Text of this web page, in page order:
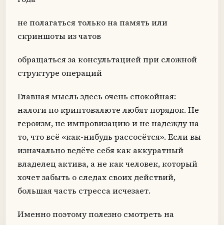
не полагаться только на память или
скриншоты из чатов
обращаться за консультацией при сложной
структуре операций
Главная мысль здесь очень спокойная:
налоги по криптовалюте любят порядок. Не
героизм, не импровизацию и не надежду на
то, что всё «как-нибудь рассосётся». Если вы
изначально ведёте себя как аккуратный
владелец актива, а не как человек, который
хочет забыть о следах своих действий,
большая часть стресса исчезает.
Именно поэтому полезно смотреть на